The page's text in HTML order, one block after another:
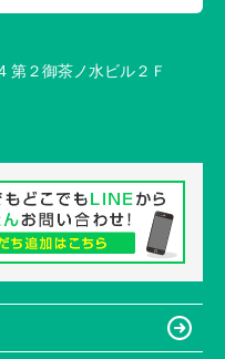
第２御茶ノ水ビル２Ｆ